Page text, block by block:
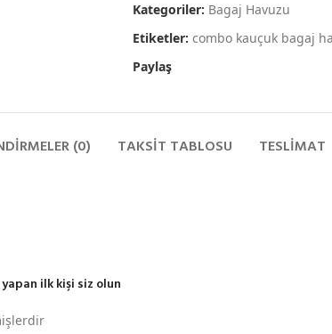
Kategoriler: Bagaj Havuzu
Etiketler: combo kauçuk bagaj
Paylaş
(0) TAKSIT TABLOSU TESLIMAT
ilk kişi siz olun